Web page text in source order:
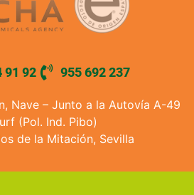
91 92 955 692 237
Nave – Junto a la Autovía A-49
(Pol. Ind. Pibo)
de la Mitación, Sevilla